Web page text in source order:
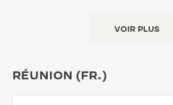
VOIR PLUS
RÉUNION (FR.)